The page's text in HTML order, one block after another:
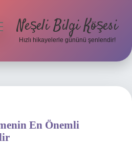
Neşeli Bilgi Köşesi
Hızlı hikayelerle gününü şenlendir!
En Önemli